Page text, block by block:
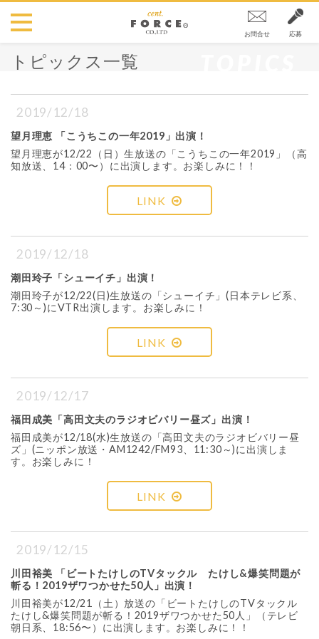
お問合せ 応募
トピックス一覧
2019/12/18
望月理恵 「こうちこの一年2019」出演！
望月理恵が12/22（日）生放送の「こうちこの一年2019」（高
知放送、14：00〜）に出演します。お楽しみに！！
LINK
2019/12/18
潮田玲子「シューイチ」出演！
潮田玲子が12/22(日)生放送の「シューイチ」(日本テレビ系、
7:30～)にVTR出演します。お楽しみに！
LINK
2019/12/17
福田成美「高田文夫のラジオビバリー昼ズ」出演！
福田成美が12/18(水)生放送の「高田文夫のラジオビバリー昼
ズ」(ニッポン放送・AM1242/FM93、11:30～)に出演しま
す。お楽しみに！
LINK
2019/12/15
川田裕美 「ビートたけしのTVタックル たけし&爆笑問題が
斬る！2019ザワつかせた50人」出演！
川田裕美が12/21（土）放送の「ビートたけしのTVタックル
たけし&爆笑問題が斬る！2019ザワつかせた50人」（テレビ
朝日系、18:56〜）に出演します。お楽しみに！！